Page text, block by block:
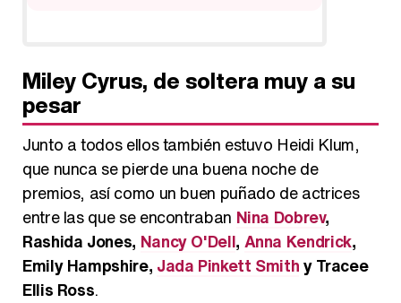
Miley Cyrus, de soltera muy a su
pesar
Junto a todos ellos también estuvo Heidi Klum,
que nunca se pierde una buena noche de
premios, así como un buen puñado de actrices
entre las que se encontraban Nina Dobrev,
Rashida Jones, Nancy O'Dell, Anna Kendrick,
Emily Hampshire, Jada Pinkett Smithy Tracee
Ellis Ross.